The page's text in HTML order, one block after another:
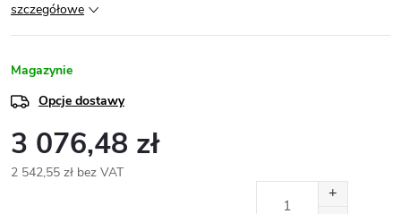
szczegółowe
Magazynie
Opcje dostawy
3 076,48 zł
2 542,55 zł bez VAT